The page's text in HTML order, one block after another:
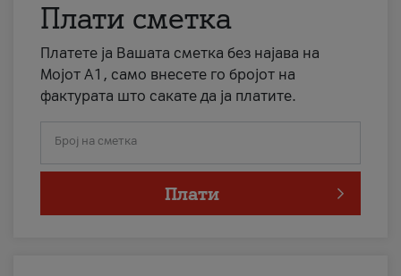
Плати сметка
Платете ја Вашата сметка без најава на
Мојот А1, само внесете го бројот на
фактурата што сакате да ја платите.
Број на сметка
Плати